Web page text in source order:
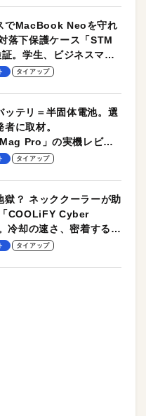
でMacBook Neoを守れ
落下保護ケース「STM
。学生、ビジネスマン
に最適！
タイアップ
ッテリ＝半固体電池。選
に取材。
Pro」の実機レビュ
タイアップ
獄？ ネッククーラーが助
COOLiFY Cyber
冷却の速さ、密着する冷
ルな操作性がグッド！
タイアップ